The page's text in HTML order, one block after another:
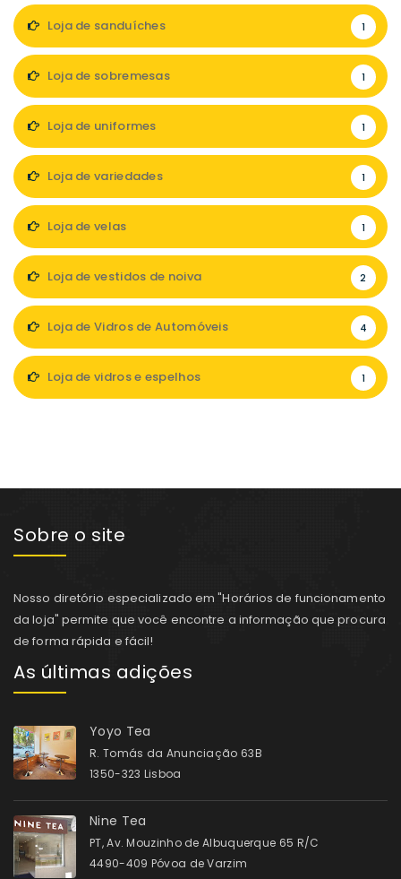
Loja de sanduíches 1
Loja de sobremesas 1
Loja de uniformes 1
Loja de variedades 1
Loja de velas 1
Loja de vestidos de noiva 2
Loja de Vidros de Automóveis 4
Loja de vidros e espelhos 1
Sobre o site
Nosso diretório especializado em "Horários de funcionamento
da loja" permite que você encontre a informação que procura
de forma rápida e fácil!
As últimas adições
Yoyo Tea
R. Tomás da Anunciação 63B
1350-323 Lisboa
Nine Tea
PT, Av. Mouzinho de Albuquerque 65 R/C
4490-409 Póvoa de Varzim